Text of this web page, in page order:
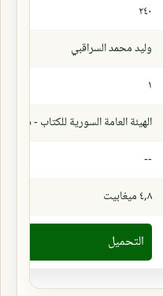
٢٤٠
وليد محمد السراقبي
١
الهيئة العامة السورية للكتاب - دمشق (٢٠٠٨)
--
٤,٨ ميغابيت
التحميل